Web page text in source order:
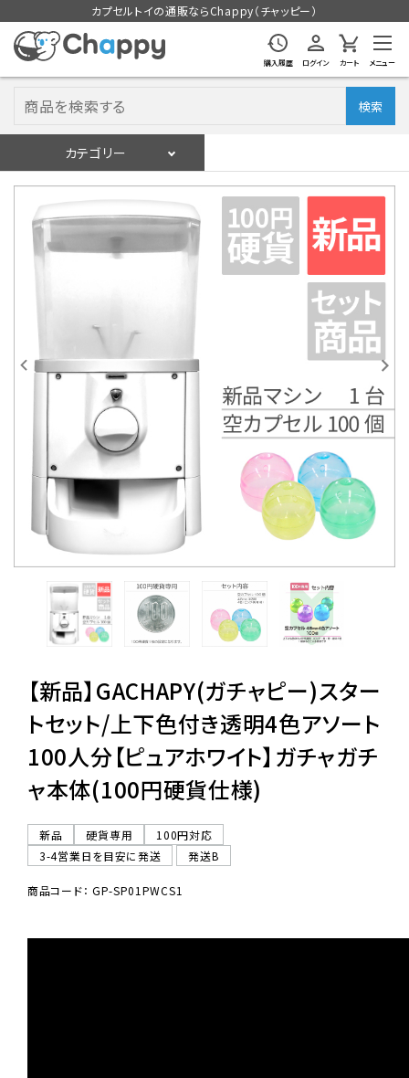
カプセルトイの通販ならChappy（チャッピー）
購入履歴 ログイン カート メニュー
検索
カテゴリー
会員登録
入荷スケジュールをチェック
販促用空カプセル
レンタル
景品・玩具・文具
よくあるご質問
ご利用ガイド
06-6282-7659
【新品】GACHAPY(ガチャピー)スター
トセット/上下色付き透明4色アソート
100人分【ピュアホワイト】ガチャガチ
ャ本体(100円硬貨仕様)
新品 硬貨専用
100円対応
3-4営業日を目安に発送
発送B
商品コード： GP-SP01PWCS1